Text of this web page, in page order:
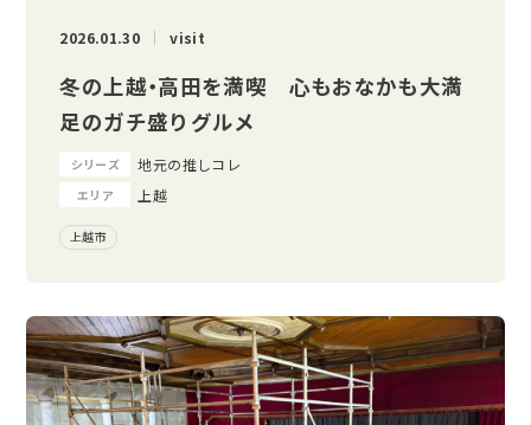
2026.01.30 visit
冬の上越・高田を満喫 心もおなかも大満
足のガチ盛りグルメ
シリーズ 地元の推しコレ
エリア 上越
上越市